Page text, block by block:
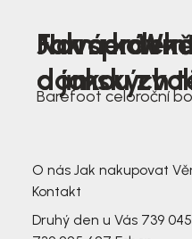
Nová
dámských
Jak
a jakou
Farmer
Barefoot celoroční
O nás Jak nakupovat
Kontakt
Druhý den u Vás 739